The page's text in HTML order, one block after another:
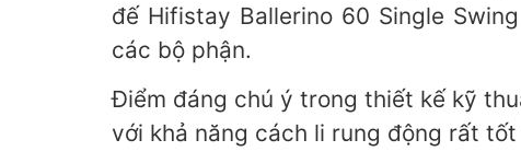
đế Hifistay Ballerino 60 Single
các bộ phận.
Điểm đáng chú ý trong thiết kế kỹ
với khả năng cách li rung động rất